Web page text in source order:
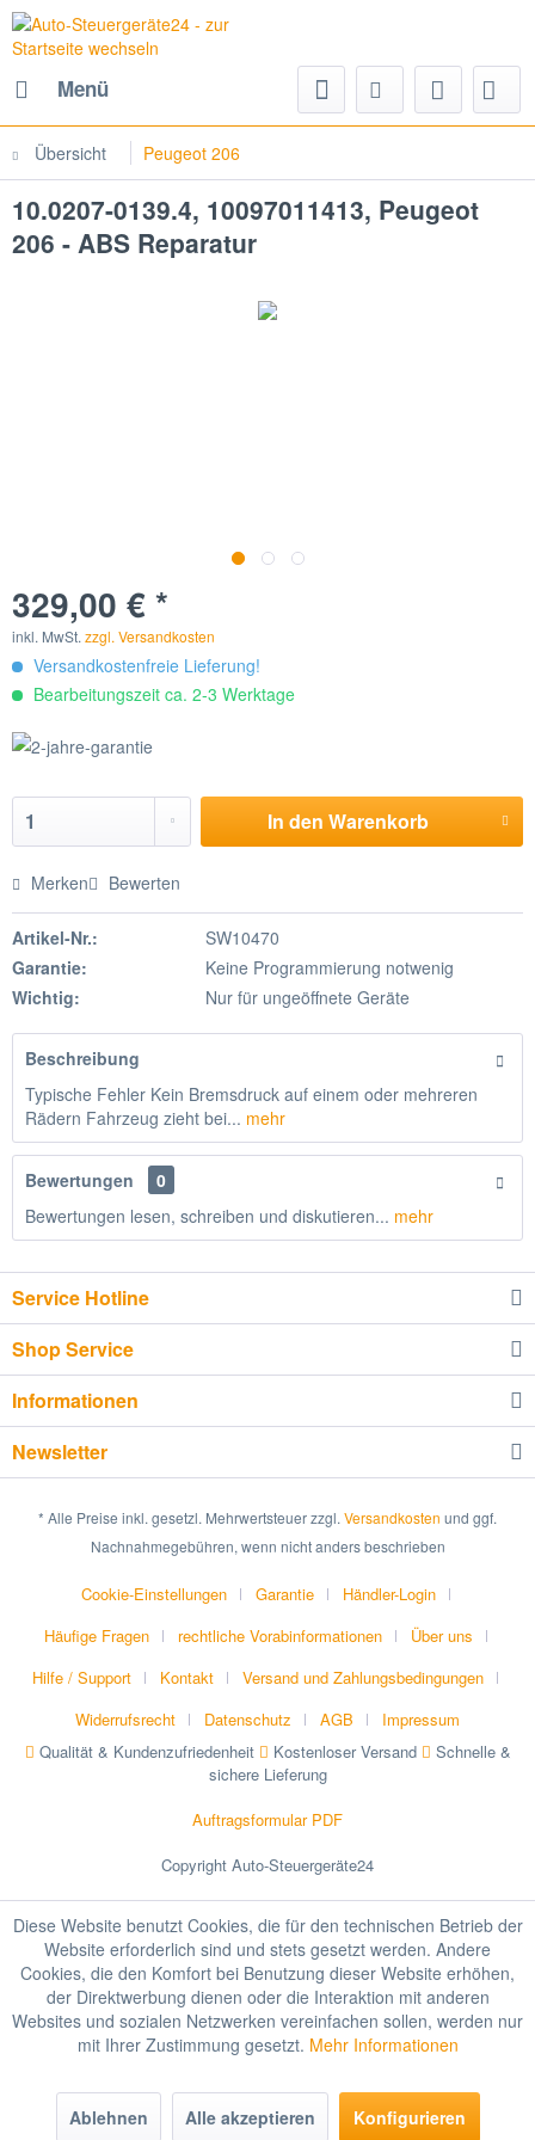
Menü
Übersicht Peugeot 206
10.0207-0139.4, 10097011413, Peugeot
206 - ABS Reparatur
329,00 € *
inkl. MwSt. zzgl. Versandkosten
Versandkostenfreie Lieferung!
Bearbeitungszeit ca. 2-3 Werktage
In den Warenkorb
Merken Bewerten
Artikel-Nr.:
SW10470
Garantie:
Keine Programmierung notwenig
Wichtig:
Nur für ungeöffnete Geräte
Beschreibung
Typische Fehler Kein Bremsdruck auf einem oder mehreren
Rädern Fahrzeug zieht bei... mehr
Bewertungen
0
Bewertungen lesen, schreiben und diskutieren... mehr
Service Hotline
Shop Service
Informationen
Newsletter
* Alle Preise inkl. gesetzl. Mehrwertsteuer zzgl. Versandkosten und ggf.
Nachnahmegebühren, wenn nicht anders beschrieben
Cookie-Einstellungen Garantie
Händler-Login
Häufige Fragen
rechtliche Vorabinformationen
Über uns
Hilfe / Support
Kontakt
Versand und Zahlungsbedingungen
Widerrufsrecht
Datenschutz AGB
Impressum
Qualität & Kundenzufriedenheit
Kostenloser Versand
Schnelle &
sichere Lieferung
Auftragsformular PDF
Copyright Auto-Steuergeräte24
Diese Website benutzt Cookies, die für den technischen Betrieb der
Website erforderlich sind und stets gesetzt werden. Andere
Cookies, die den Komfort bei Benutzung dieser Website erhöhen,
der Direktwerbung dienen oder die Interaktion mit anderen
Websites und sozialen Netzwerken vereinfachen sollen, werden nur
mit Ihrer Zustimmung gesetzt. Mehr Informationen
Ablehnen Alle akzeptieren Konfigurieren